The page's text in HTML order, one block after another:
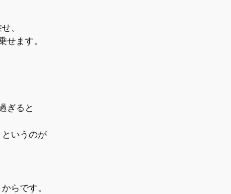
、
ます。
ぎると
いうのが
らです。